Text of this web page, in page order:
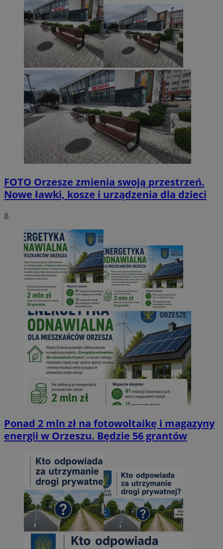
FOTO Orzesze zmienia swoją przestrzeń.
Nowe ławki, kosze i urządzenia dla dzieci
8
Ponad 2 mln zł na fotowoltaikę i magazyny
energii w Orzeszu. Będzie 56 grantów